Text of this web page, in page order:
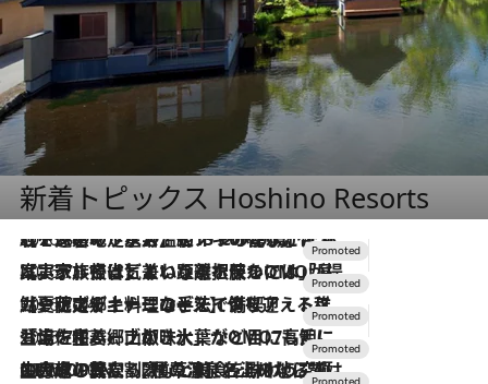
新着トピックス Hoshino Resorts
2026.8.7
【トンボの足水浴】ヒノキの香りに包まれて涼感マックス！約13℃の湧水かけ流しを避暑地「星野温泉 トンボの湯」で体験
2026.7.31
【ホテル帰省】という選択肢をOMOが提案。家族とほどよい距離を保つには「昼は実家、夜は気兼ねなくホテルで！」
2026.7.24
【夏限定ディナーコース】旬を迎える稚鮎や花ズッキーニなどをイタリア・トスカーナの郷土料理の手法で満喫！
2026.7.17
「土佐和ハーブかき氷」がOMO7高知に登場！生姜、山椒、大葉など目にも舌にも涼を呼ぶ郷土の味
2026.7.10
NEW OPEN！【界 草津】名湯の地に誕生。趣の異なる2種の温泉と上州ならではの会席・蕎麦割烹など美食を味わう究極の癒やし旅